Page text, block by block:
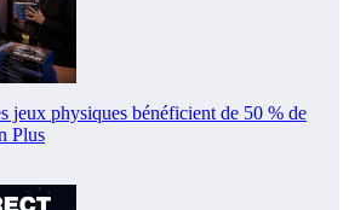
jeux physiques bénéficient de 50 % de
Plus